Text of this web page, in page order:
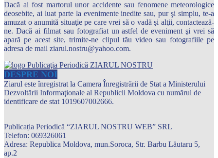
Dacă ai fost martorul unor accidente sau fenomene meteorologice
deosebite, ai luat parte la evenimente inedite sau, pur şi simplu, te-a
amuzat o anumită situaţie pe care vrei să o vadă şi alţii, contactează-
ne. Dacă ai filmat sau fotografiat un astfel de eveniment şi vrei să
apară pe acest site, trimite-ne clipul tău video sau fotografiile pe
adresa de mail ziarul.nostru@yahoo.com.
DESPRE NOI
Ziarul este înregistrat la Camera Înregistrării de Stat a Ministerului
Dezvoltării Informaţionale al Republicii Moldova cu numărul de
identificare de stat 1019607002666.
Publicația Periodică “ZIARUL NOSTRU WEB” SRL
Telefon: 069326061
Adresa: Republica Moldova, mun.Soroca, Str. Barbu Lăutaru 5,
ap.2